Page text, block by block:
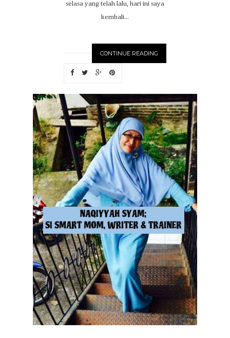
selasa yang telah lalu, hari ini saya
kembali...
CONTINUE READING